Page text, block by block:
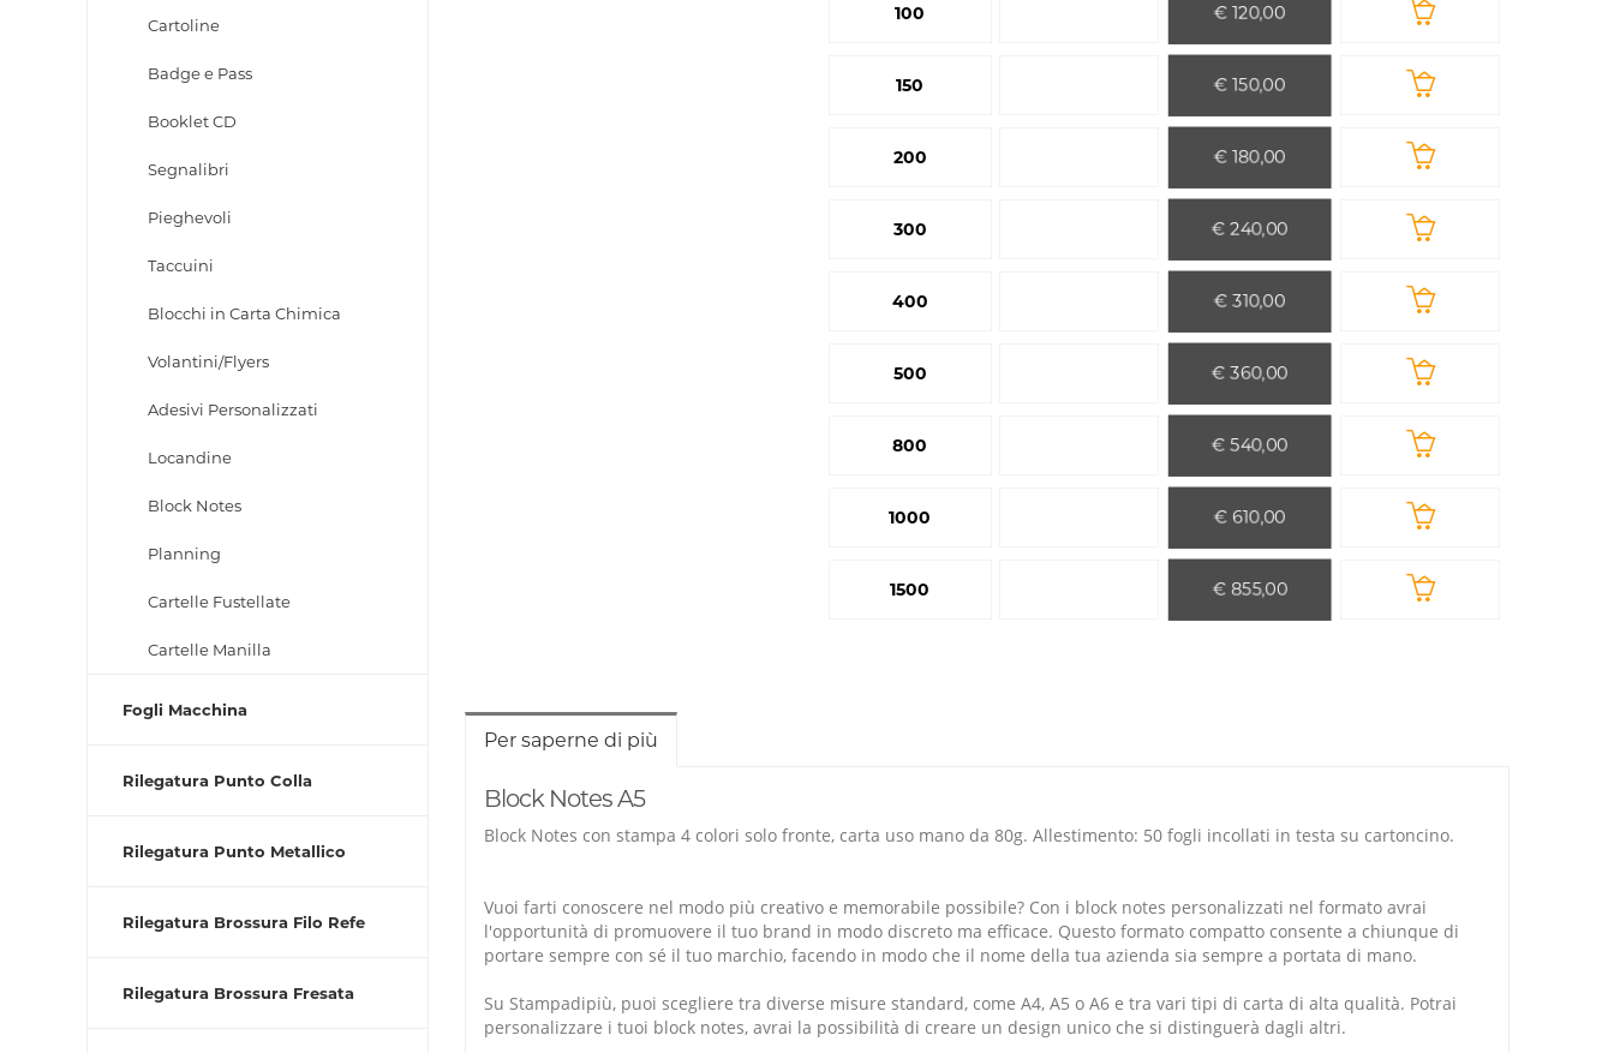
Cartoline
Badge e Pass
Booklet CD
Segnalibri
Pieghevoli
Taccuini
Blocchi in Carta Chimica
Volantini/Flyers
Adesivi Personalizzati
Locandine
Block Notes
Planning
Cartelle Fustellate
Cartelle Manilla
Fogli Macchina
Rilegatura Punto Colla
Rilegatura Punto Metallico
Rilegatura Brossura Filo Refe
Rilegatura Brossura Fresata
100 € 120,00
150 € 150,00
200 € 180,00
300 € 240,00
400 € 310,00
500 € 360,00
800 € 540,00
1000 € 610,00
1500 € 855,00
Per saperne di più
Block Notes A5
Block Notes con stampa 4 colori solo fronte, carta uso mano da 80g. Allestimento: 50 fogli incollati in testa su cartoncino.
Vuoi farti conoscere nel modo più creativo e memorabile possibile? Con i block notes personalizzati nel formato avrai
l'opportunità di promuovere il tuo brand in modo discreto ma efficace. Questo formato compatto consente a chiunque di
portare sempre con sé il tuo marchio, facendo in modo che il nome della tua azienda sia sempre a portata di mano.
Su Stampadipiù, puoi scegliere tra diverse misure standard, come A4, A5 o A6 e tra vari tipi di carta di alta qualità. Potrai
personalizzare i tuoi block notes, avrai la possibilità di creare un design unico che si distinguerà dagli altri.